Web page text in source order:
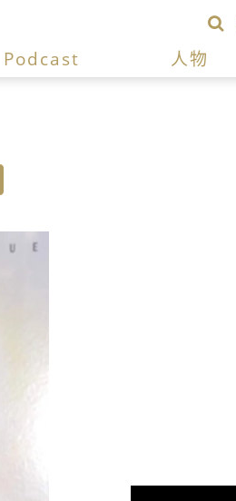
Podcast 人物